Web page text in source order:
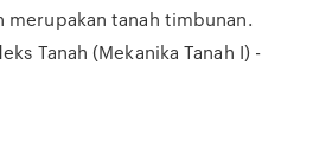
merupakan tanah timbunan.
Tanah (Mekanika Tanah I) -